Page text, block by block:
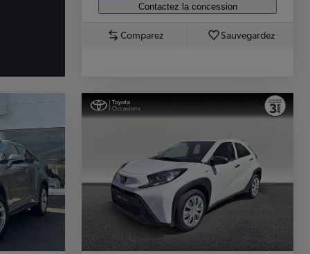
Contactez la concession
Comparez Sauvegardez